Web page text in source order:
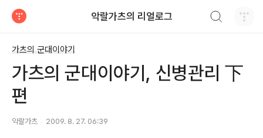
악랄가츠의 리얼로그
가츠의 군대이야기
가츠의 군대이야기, 신병관리 下
편
악랄가츠 2009. 8. 27. 06:39